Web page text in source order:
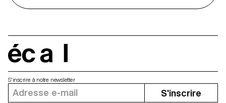
S'inscrire à notre newsletter
S'inscrire